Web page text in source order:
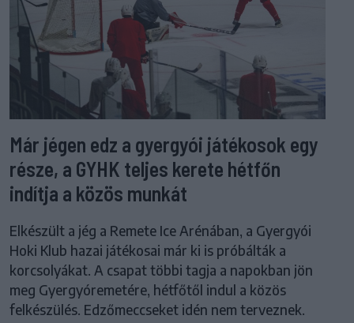
Már jégen edz a gyergyói játékosok egy
része, a GYHK teljes kerete hétfőn
indítja a közös munkát
Elkészült a jég a Remete Ice Arénában, a Gyergyói
Hoki Klub hazai játékosai már ki is próbálták a
korcsolyákat. A csapat többi tagja a napokban jön
meg Gyergyóremetére, hétfőtől indul a közös
felkészülés. Edzőmeccseket idén nem terveznek.